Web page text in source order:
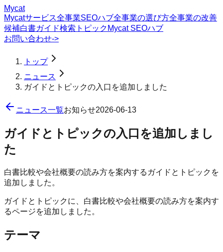
Mycat
Mycatサービス全事業SEOハブ全事業の選び方全事業の改善
候補白書ガイド検索トピック Mycat SEOハブ
お問い合わせ->
トップ
ニュース
ガイドとトピックの入口を追加しました
ニュース一覧お知らせ2026-06-13
ガイドとトピックの入口を追加しまし
た
白書比較や会社概要の読み方を案内するガイドとトピックを
追加しました。
ガイドとトピックに、白書比較や会社概要の読み方を案内す
るページを追加しました。
テーマ